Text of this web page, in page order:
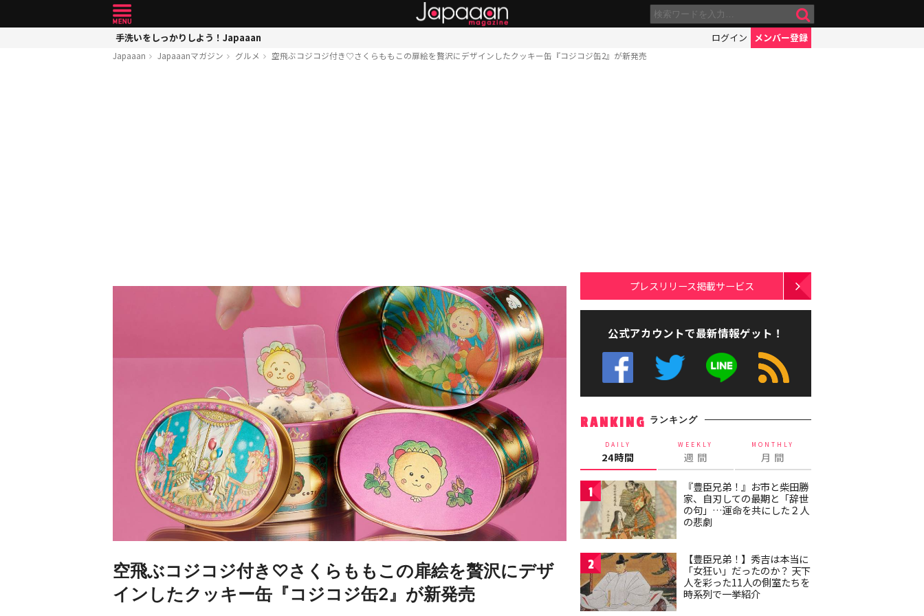
手洗いをしっかりしよう！Japaaan ログイン メンバー登録
Japaaan Japaaanマガジン グルメ 空飛ぶコジコジ付き♡さくらももこの扉絵を贅沢にデザインしたクッキー缶『コジコジ缶2』が新発売
空飛ぶコジコジ付き♡さくらももこの扉絵を贅沢にデザ
インしたクッキー缶『コジコジ缶2』が新発売
プレスリリース掲載サービス
公式アカウントで最新情報ゲット！
RANKING ランキング
DAILY
24時間
WEEKLY
週 間
MONTHLY
月 間
1
『豊臣兄弟！』お市と柴田勝
家、自刃しての最期と「辞世
の句」…運命を共にした２人
の悲劇
2
【豊臣兄弟！】秀吉は本当に
「女狂い」だったのか？ 天下
人を彩った11人の側室たちを
時系列で一挙紹介